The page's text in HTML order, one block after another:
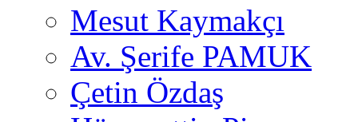
Mesut Kaymakçı
Av. Şerife PAMUK
Çetin Özdaş